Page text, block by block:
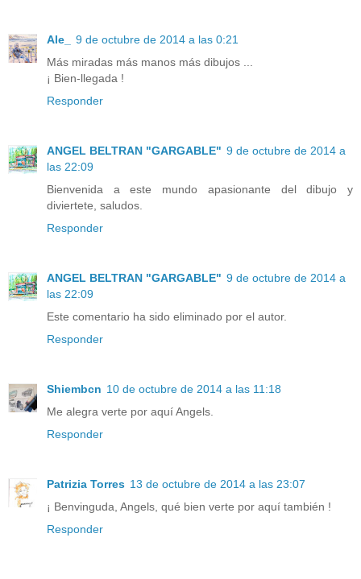
Ale_
9 de octubre de 2014 a las 0:21
Más miradas más manos más dibujos ...
¡ Bien-llegada !
Responder
ANGEL BELTRAN "GARGABLE" 9 de octubre de 2014 a
las 22:09
Bienvenida a este mundo apasionante del dibujo y
diviertete, saludos.
Responder
ANGEL BELTRAN "GARGABLE" 9 de octubre de 2014 a
las 22:09
Este comentario ha sido eliminado por el autor.
Responder
Shiembcn 10 de octubre de 2014 a las 11:18
Me alegra verte por aquí Angels.
Responder
Patrizia Torres 13 de octubre de 2014 a las 23:07
¡ Benvinguda, Angels, qué bien verte por aquí también !
Responder